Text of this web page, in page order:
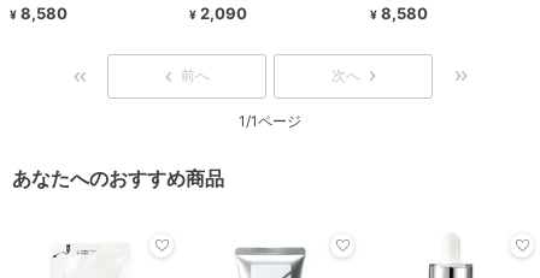
¥ 8,580
¥ 2,090
¥ 8,580
前へ 次へ
1/1ページ
あなたへのおすすめ商品